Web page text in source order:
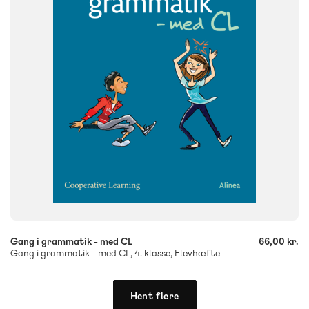
+
Gang i grammatik - med CL
Gang i grammatik - med CL, 4. klasse, Elevhæfte
66,00 kr.
Hent flere